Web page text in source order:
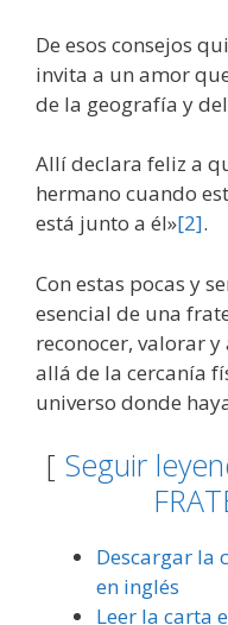
De esos consejos
invita a un amor
de la geografía y
Allí declara feliz a
hermano cuando
está junto a él»[2].
Con estas pocas y
esencial de una
reconocer, valorar
allá de la cercanía
universo donde
[ Seguir
Descargar la
en inglés
Leer la carta